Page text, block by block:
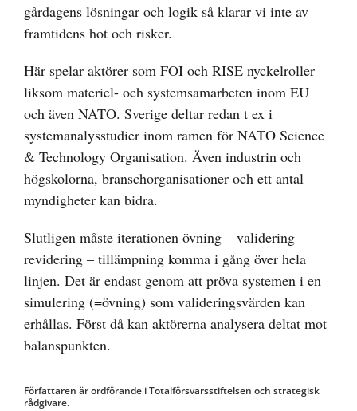
gårdagens lösningar och logik så klarar vi inte av
framtidens hot och risker.
Här spelar aktörer som FOI och RISE nyckelroller
liksom materiel- och systemsamarbeten inom EU
och även NATO. Sverige deltar redan t ex i
systemanalysstudier inom ramen för NATO Science
& Technology Organisation. Även industrin och
högskolorna, branschorganisationer och ett antal
myndigheter kan bidra.
Slutligen måste iterationen övning – validering –
revidering – tillämpning komma i gång över hela
linjen. Det är endast genom att pröva systemen i en
simulering (=övning) som valideringsvärden kan
erhållas. Först då kan aktörerna analysera deltat mot
balanspunkten.
Författaren är ordförande i Totalförsvarsstiftelsen och strategisk
rådgivare.